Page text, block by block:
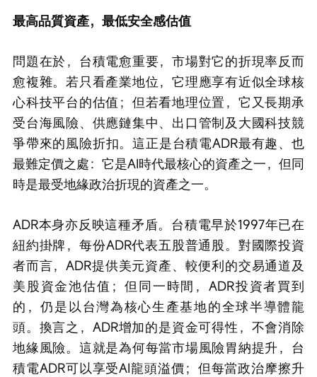
最高品質資產，最低安全感估值
問題在於，台積電愈重要，市場對它的折現率反而
愈複雜。若只看產業地位，它理應享有近似全球核
心科技平台的估值；但若看地理位置，它又長期承
受台海風險、供應鏈集中、出口管制及大國科技競
爭帶來的風險折扣。這正是台積電ADR最有趣、也
最難定價之處：它是AI時代最核心的資產之一，但同
時是最受地緣政治折現的資產之一。
ADR本身亦反映這種矛盾。台積電早於1997年已在
紐約掛牌，每份ADR代表五股普通股。對國際投資
者而言，ADR提供美元資產、較便利的交易通道及
美股資金池估值；但同一時間，ADR投資者買到
的，仍是以台灣為核心生產基地的全球半導體龍
頭。換言之，ADR增加的是資金可得性，不會消除
地緣風險。這就是為何每當市場風險胃納提升，台
積電ADR可以享受AI龍頭溢價；但每當政治摩擦升